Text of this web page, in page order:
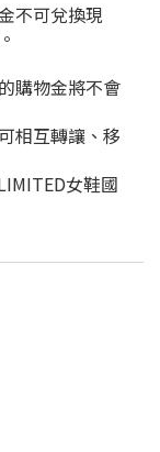
不可兌換現
購物金將不會
相互轉讓、移
女鞋國